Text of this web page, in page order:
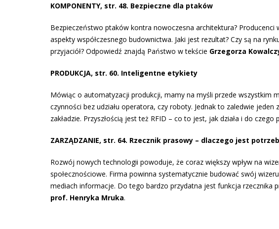
KOMPONENTY, str. 48. Bezpieczne dla ptaków
Bezpieczeństwo ptaków kontra nowoczesna architektura?
aspekty współczesnego budownictwa. Jaki jest rezultat? Czy są na
przyjaciół? Odpowiedź znajdą Państwo w tekście Grzegorza
PRODUKCJA, str. 60. Inteligentne etykiety
Mówiąc o automatyzacji produkcji, mamy na myśli przede wszystkim
czynności bez udziału operatora, czy roboty. Jednak to zaledwie
zakładzie. Przyszłością jest też RFID – co to jest, jak działa i do
ZARZĄDZANIE, str. 64. Rzecznik prasowy – dlaczego jest
Rozwój nowych technologii powoduje, że coraz większy wpływ na
społecznościowe. Firma powinna systematycznie budować swój
mediach informacje. Do tego bardzo przydatna jest funkcja rzecznika
prof. Henryka Mruka.